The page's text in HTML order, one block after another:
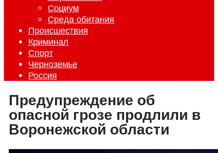
Социум
Среда обитания
Происшествия
Криминал
Спорт
Черноземье
Россия
Предупреждение об
опасной грозе продлили в
Воронежской области